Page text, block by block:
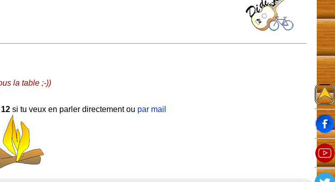
la table ;-))
si tu veux en parler directement ou par mail